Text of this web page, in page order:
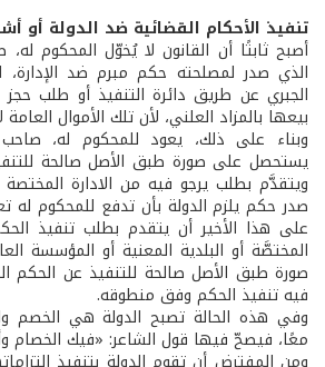
تنفيذ الأحكام القضائية ضد الدولة أو
أصبح ثابتًا أن القانون لا يُخوّل المحكوم
الذي صدر لمصلحته حكم مبرم ضد الإدارة،
الجبري عن طريق دائرة التنفيذ أو طلب حجز
بيعها بالمزاد العلني، لأن تلك الأموال العامة
وبناء على ذلك، يعود للمحكوم له،
يستحصل على صورة طبق الأصل صالحة
ويتقدَّم بطلب يرجو فيه من الادارة
صدر حكم يلزم الدولة بأن تدفع للمحكوم له
على هذا الأخير أن يتقدم بطلب تنفيذ
المختصَّة أو البلدية المعنية أو المؤسسة
صورة طبق الأصل صالحة للتنفيذ عن الحكم
فيه تنفيذ الحكم وفق منطوقه.
وفي هذه الحالة تصبح الدولة هي الخصم
معًا، فيصحّ فيها قول الشاعر: «فيك الخصام